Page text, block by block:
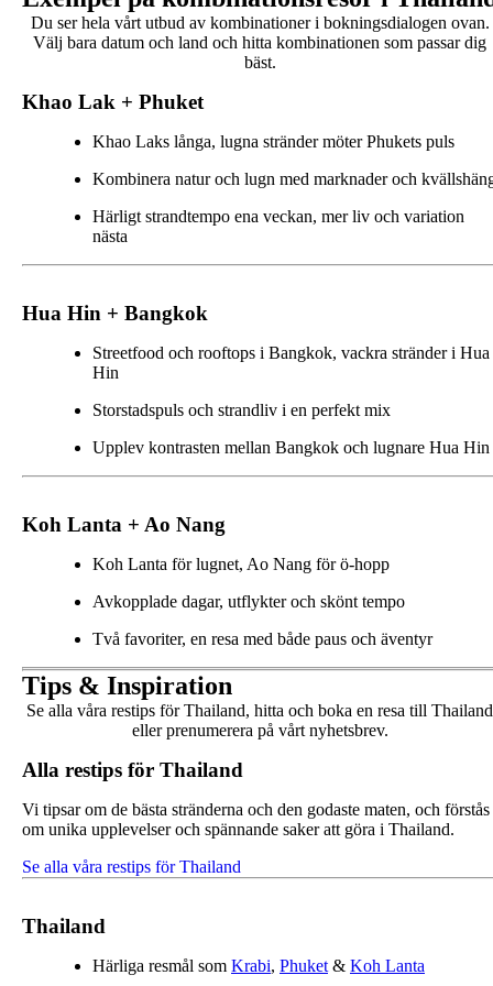
Du ser hela vårt utbud av kombinationer i bokningsdialogen ovan.
Välj bara datum och land och hitta kombinationen som passar dig
bäst.
Khao Lak + Phuket
Khao Laks långa, lugna stränder möter Phukets puls
Kombinera natur och lugn med marknader och
Härligt strandtempo ena veckan, mer liv och variation
nästa
Hua Hin + Bangkok
Streetfood och rooftops i Bangkok, vackra stränder i Hua
Hin
Storstadspuls och strandliv i en perfekt mix
Upplev kontrasten mellan Bangkok och lugnare Hua Hin
Koh Lanta + Ao Nang
Koh Lanta för lugnet, Ao Nang för ö-hopp
Avkopplade dagar, utflykter och skönt tempo
Två favoriter, en resa med både paus och äventyr
Tips & Inspiration
Se alla våra restips för Thailand, hitta och boka en resa till Thailand
eller prenumerera på vårt nyhetsbrev.
Alla restips för Thailand
Vi tipsar om de bästa stränderna och den godaste maten, och förstås
om unika upplevelser och spännande saker att göra i Thailand.
Se alla våra restips för Thailand
Thailand
Härliga resmål som Krabi, Phuket & Koh Lanta